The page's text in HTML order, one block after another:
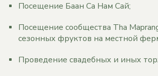
Посещение Баан Са Нам Сай;
Посещение сообщества Tha
сезонных фруктов на местной
Проведение свадебных и иных